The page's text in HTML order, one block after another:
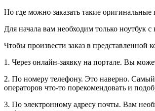
Но где можно заказать такие оригинальные
Для начала вам необходим только ноутбук
Чтобы произвести заказ в представленной
1. Через онлайн-заявку на портале. Вы
2. По номеру телефону. Это наверно.
операторов что-то порекомендовать и
3. По электронному адресу почты. Вам